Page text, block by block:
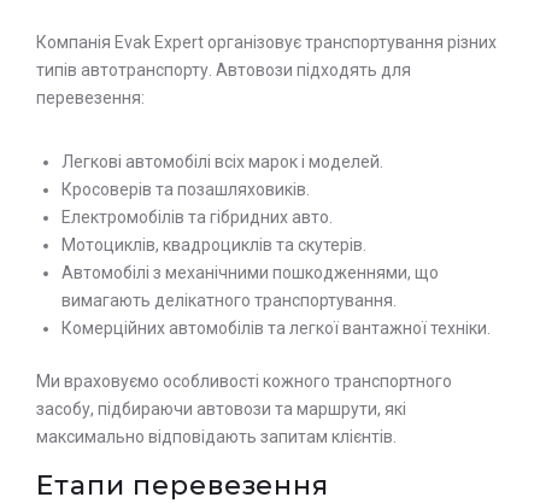
Компанія Evak Expert організовує транспортування різних
типів автотранспорту. Автовози підходять для
перевезення:
Легкові автомобілі всіх марок і моделей.
Кросоверів та позашляховиків.
Електромобілів та гібридних авто.
Мотоциклів, квадроциклів та скутерів.
Автомобілі з механічними пошкодженнями, що
вимагають делікатного транспортування.
Комерційних автомобілів та легкої вантажної техніки.
Ми враховуємо особливості кожного транспортного
засобу, підбираючи автовози та маршрути, які
максимально відповідають запитам клієнтів.
Етапи перевезення